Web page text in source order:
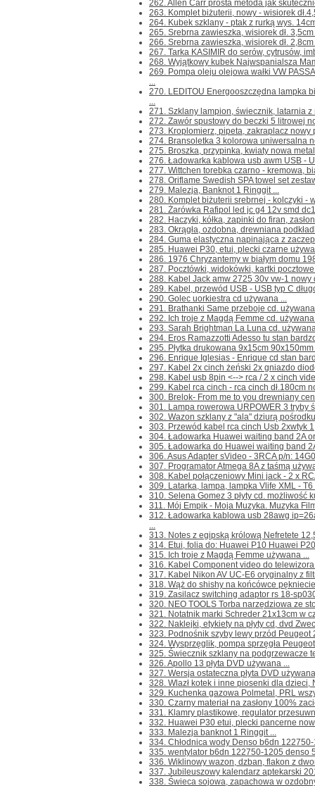
262. Allen Carr prosta metoda jak
263. Komplet biżuterii, nowy - wisiorek
264. Kubek szklany - ptak z rurką wys.
265. Srebrna zawieszka, wisiorek dł.
266. Srebrna zawieszka, wisiorek dł.
267. Tarka KASIMIR do serów, cytrusów,
268. Wyjątkowy kubek Najwspanialsza
269. Pompa oleju olejowa wałki VW
...
270. LEDITOU Energooszczędna lampka
...
271. Szklany lampion, świecznik, latarnia z
272. Zawór spustowy do beczki 5 litrowej
273. Kroplomierz, pipeta, zakraplacz nowy
274. Bransoletka 3 kolorowa uniwersalna
275. Broszka, przypinka, kwiaty nowa
276. Ładowarka kablowa usb awm USB -
277. Wittchen torebka czarno - kremowa,
278. Oriflame Swedish SPA towel set
279. Malezja, Banknot 1 Ringgit ...
280. Komplet biżuterii srebrnej - kolczyki -
281. Żarówka Rafipol led jc g4 12v smd
282. Haczyki, kółka, zapinki do firan,
283. Okrągła, ozdobna, drewniana
284. Guma elastyczna napinająca z
285. Huawei P30, etui, plecki czarne
286. 1976 Chryzantemy w białym domu
287. Pocztówki, widokówki, kartki
288. Kabel Jack amw 2725 30v vw-1 nowy
289. Kabel, przewód USB - USB typ C
290. Golec uorkiestra cd używana ...
291. Brathanki Same przeboje cd.
292. Ich troje z Magdą Femme cd. używana
293. Sarah Brightman La Luna cd.
294. Eros Ramazzotti Adesso tu stan
295. Płytka drukowana 9x15cm
296. Enrique Iglesias - Enrique cd stan
297. Kabel 2x cinch żeński 2x gniazdo
298. Kabel usb 8pin <--> rca / 2 x cinch
299. Kabel rca cinch - rca cinch dł.180cm
300. Brelok- From me to you drewniany
301. Lampa rowerowa URPOWER 3 tryby
302. Wazon szklany z "ala" dziurą
303. Przewód kabel rca cinch Usb 2xwtyk
304. Ładowarka Huawei waiting band 2A
305. Ładowarka do Huawei waiting band
306. Asus Adapter sVideo - 3RCA p/n:
307. Programator Atmega 8A z taśmą
308. Kabel połączeniowy Mini jack - 2 x
309. Latarka, lampa, lampka Vlife XML -
310. Selena Gomez 3 płyty cd. możliwość
311. Mój Empik - Moja Muzyka. Muzyka
312. Ładowarka kablowa usb 28awg
...
313. Notes z egipską królową Nefretete
314. Etui, folia do: Huawei P10 Huawei
315. Ich troje z Magdą Femme używana ...
316. Kabel Component video do
317. Kabel Nikon AV UC-E6 oryginalny z
318. Wąż do shishy na końcówce
319. Zasilacz switching adaptor rs 18-
320. NEO TOOLS Torba narzędziowa ze
321. Notatnik marki Schreder 21x13cm w
322. Naklejki, etykiety na płyty cd, dvd
323. Podnośnik szyby lewy przód Peugeot
324. Wysprzęglik, pompa sprzęgła
325. Świecznik szklany na podgrzewacze
326. Apollo 13 płyta DVD używana ...
327. Wersja ostateczna płyta DVD
328. Wlazł kotek i inne piosenki dla dzieci,
329. Kuchenka gazowa Polmetal, PRL
330. Czarny materiał na zasłony 100%
331. Klamry plastikowe, regulator
332. Huawei P30 etui, plecki pancerne
333. Malezja banknot 1 Ringgit ...
334. Chłodnica wody Denso b6dn
335. wentylator b6dn 122750-1205 denso
336. Wiklinowy wazon, dzban, flakon z
337. Jubileuszowy kalendarz aptekarski
338. Świeca sojowa, zapachowa w